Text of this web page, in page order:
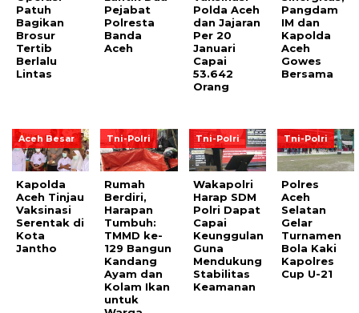
Patuh
Bagikan
Brosur
Tertib
Berlalu
Lintas
Pejabat
Polresta
Banda
Aceh
Polda Aceh
dan Jajaran
Per 20
Januari
Capai
53.642
Orang
Pangdam
IM dan
Kapolda
Aceh
Gowes
Bersama
Aceh Besar
Kapolda
Aceh Tinjau
Vaksinasi
Serentak di
Kota
Jantho
Tni-Polri
Rumah
Berdiri,
Harapan
Tumbuh:
TMMD ke-
129 Bangun
Kandang
Ayam dan
Kolam Ikan
untuk
Tni-Polri
Wakapolri
Harap SDM
Polri Dapat
Capai
Keunggulan
Guna
Mendukung
Stabilitas
Keamanan
Tni-Polri
Polres
Aceh
Selatan
Gelar
Turnamen
Bola Kaki
Kapolres
Cup U-21